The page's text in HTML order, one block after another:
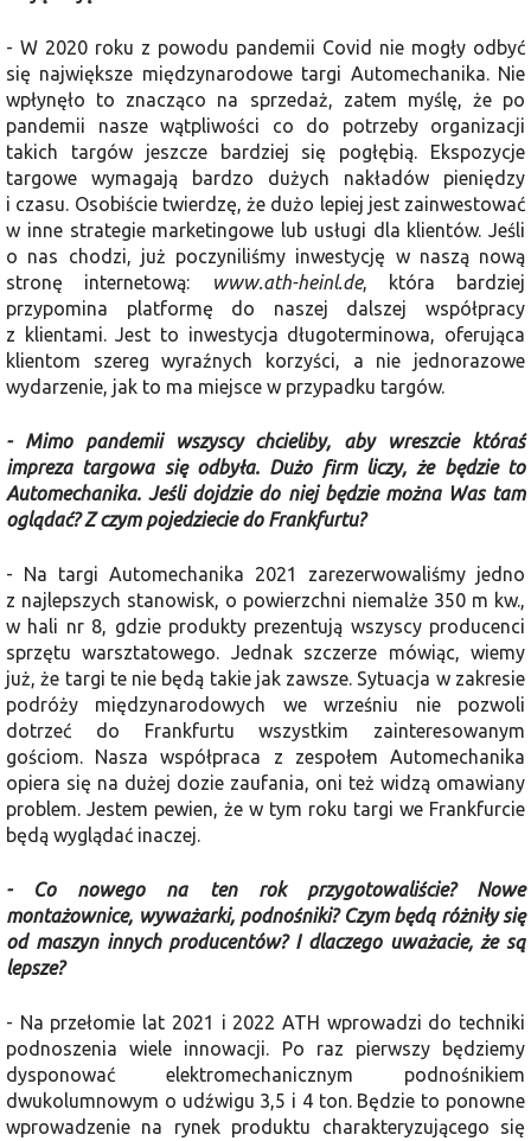
- W 2020 roku z powodu pandemii Covid nie mogły odbyć
się największe międzynarodowe targi Automechanika. Nie
wpłynęło to znacząco na sprzedaż, zatem myślę, że po
pandemii nasze wątpliwości co do potrzeby organizacji
takich targów jeszcze bardziej się pogłę­bią. Ekspozycje
targowe wymagają bar­dzo dużych nakładów pieniędzy
i czasu. Osobiście twierdzę, że dużo lepiej jest zainwestować
w inne strategie marke­tingowe lub usługi dla klientów. Jeśli
o nas chodzi, już poczyniliśmy inwe­stycję w naszą nową
stronę interneto­wą:
www.ath-heinl.de, która bardziej
przypomina platformę do naszej dal­szej współpracy
z klientami. Jest to inwestycja długoterminowa, oferująca
klientom szereg wyraźnych korzyści, a nie jednorazowe
wydarzenie, jak to ma miejsce w przypadku targów.
- Mimo pandemii wszyscy chcieliby, aby wreszcie któraś
impreza targowa się odbyła. Dużo firm liczy, że będzie to
Automechanika. Jeśli dojdzie do niej będzie można Was tam
oglądać? Z czym pojedziecie do Frankfurtu?
- Na targi Automechanika 2021 za­rezerwowaliśmy jedno
z najlepszych stanowisk, o powierzchni niemalże 350 m kw.,
w hali nr 8, gdzie produkty prezentują wszyscy producenci
sprzętu warsztatowego. Jednak szczerze mó­wiąc, wiemy
już, że targi te nie będą takie jak zawsze. Sytuacja w zakresie
podróży międzynarodowych we wrześniu nie pozwoli
dotrzeć do Frankfurtu wszyst­kim zainteresowanym
gościom. Nasza współpraca z zespołem Automechanika
opiera się na dużej dozie zaufania, oni też widzą omawiany
problem. Jestem pewien, że w tym roku targi we Frank­furcie
będą wyglądać inaczej.
- Co nowego na ten rok przygotowa­liście? Nowe
montażownice, wywa­żarki, podnośniki? Czym będą różniły się
od maszyn innych producentów? I dlaczego uważacie, że są
lepsze?
- Na przełomie lat 2021 i 2022 ATH wprowadzi do techniki
podnoszenia wie­le innowacji. Po raz pierwszy będziemy
dysponować elektromechanicznym pod­nośnikiem
dwukolumnowym o udźwigu 3,5 i 4 ton. Będzie to ponowne
wprowa­dzenie na rynek produktu charakteryzu­jącego się